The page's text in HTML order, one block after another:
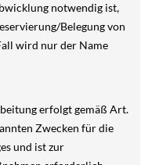
notwendig ist,
Belegung von
wird nur der Name
erfolgt gemäß Art.
Zwecken für die
und ist zur